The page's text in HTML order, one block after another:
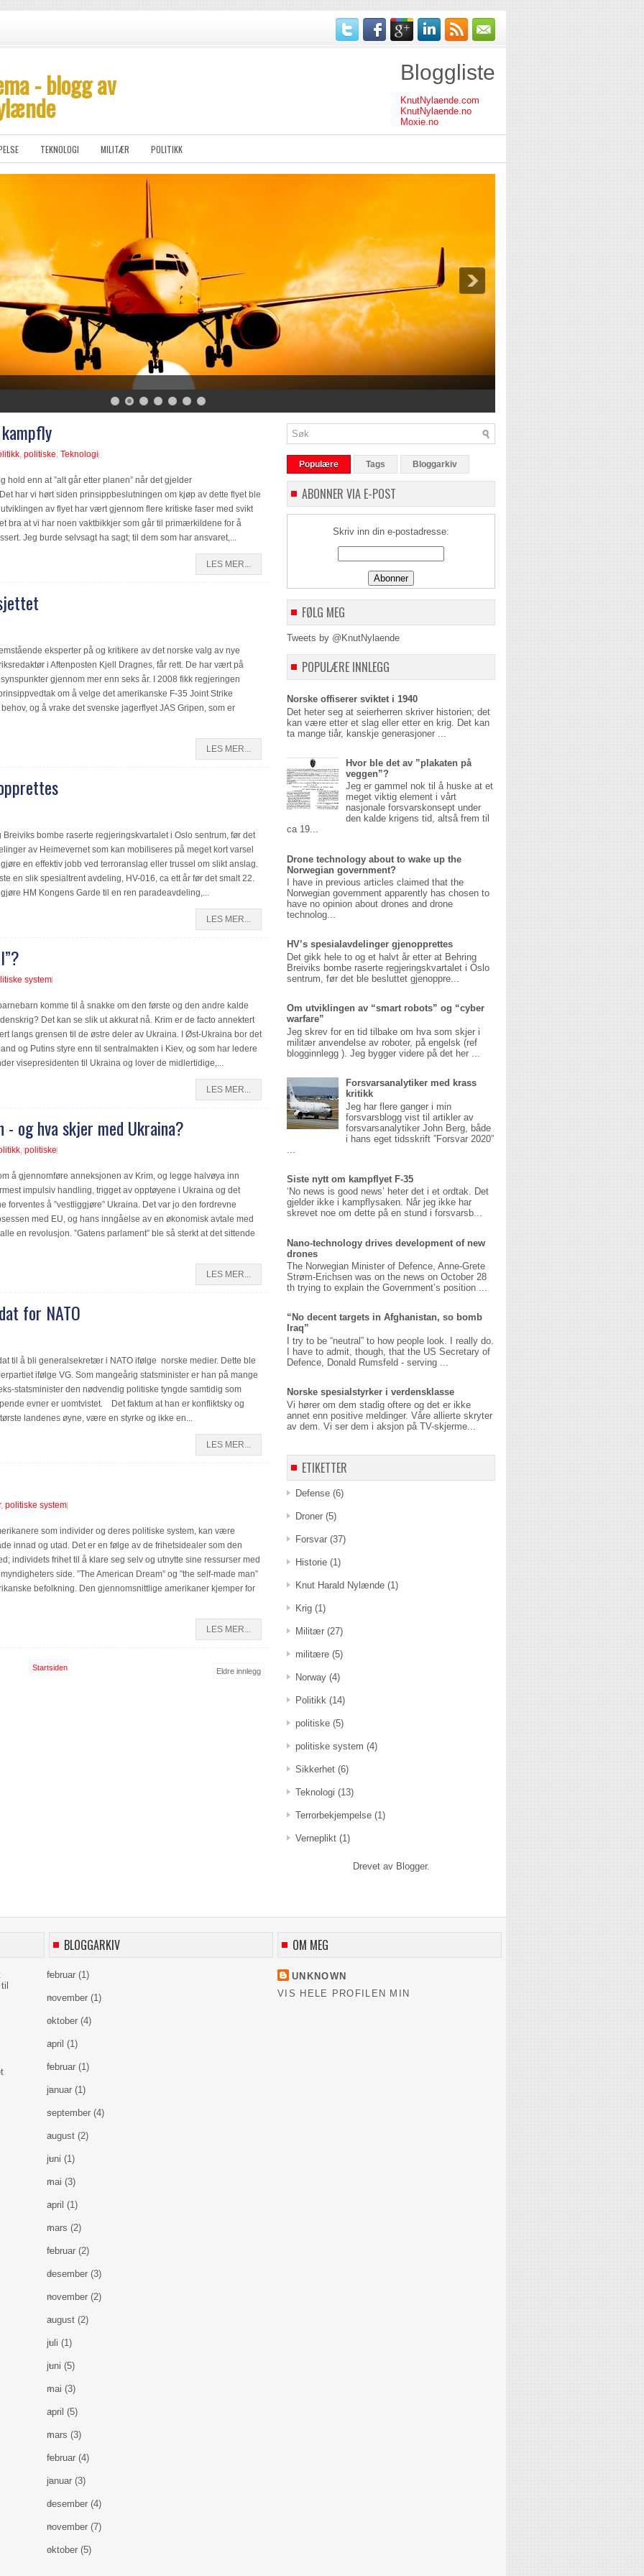
- blogg av Bloggliste
KnutNylaende.com
KnutNylaende.no
Moxie.no
TEKNOLOGI MILITÆR POLITIKK
, politiske, Teknologi
hold enn at ”alt går etter planen” når det gjelder
har vi hørt siden prinsippbeslutningen om kjøp av dette flyet ble
av flyet har vært gjennom flere kritiske faser med svikt
bra at vi har noen vaktbikkjer som går til primærkildene for å
Jeg burde selvsagt ha sagt; til dem som har ansvaret,...
LES MER...
eksperter på og kritikere av det norske valg av nye
i Aftenposten Kjell Dragnes, får rett. De har vært på
gjennom mer enn seks år. I 2008 fikk regjeringen
om å velge det amerikanske F-35 Joint Strike
og å vrake det svenske jagerflyet JAS Gripen, som er
LES MER...
bombe raserte regjeringskvartalet i Oslo sentrum, før det
av Heimevernet som kan mobiliseres på meget kort varsel
en effektiv jobb ved terroranslag eller trussel om slikt anslag.
en slik spesialtrent avdeling, HV-016, ca ett år før det smalt 22.
HM Kongens Garde til en ren paradeavdeling,...
LES MER...
system
komme til å snakke om den første og den andre kalde
Det kan se slik ut akkurat nå. Krim er de facto annektert
langs grensen til de østre deler av Ukraina. I Øst-Ukraina bor det
og Putins styre enn til sentralmakten i Kiev, og som har ledere
visepresidenten til Ukraina og lover de midlertidige,...
LES MER...
og hva skjer med Ukraina?
, politiske
å gjennomføre anneksjonen av Krim, og legge halvøya inn
impulsiv handling, trigget av opptøyene i Ukraina og det
forventes å ”vestliggjøre” Ukraina. Det var jo den fordrevne
med EU, og hans inngåelse av en økonomisk avtale med
en revolusjon. ”Gatens parlament” ble så sterkt at det sittende
LES MER...
for NATO
til å bli generalsekretær i NATO ifølge norske medier. Dette ble
ifølge VG. Som mangeårig statsminister er han på mange
statsminister den nødvendig politiske tyngde samtidig som
evner er uomtvistet. Det faktum at han er konfliktsky og
landenes øyne, være en styrke og ikke en...
LES MER...
, politiske system
som individer og deres politiske system, kan være
innad og utad. Det er en følge av de frihetsidealer som den
individets frihet til å klare seg selv og utnytte sine ressurser med
side. ”The American Dream” og ”the self-made man”
befolkning. Den gjennomsnittlige amerikaner kjemper for
LES MER...
Eldre innlegg
Startsiden
Populære Tags Bloggarkiv
ABONNER VIA E-POST
Skriv inn din e-postadresse:
FØLG MEG
Tweets by @KnutNylaende
POPULÆRE INNLEGG
Norske offiserer sviktet i 1940
Det heter seg at seierherren skriver historien; det
kan være etter et slag eller etter en krig. Det kan
ta mange tiår, kanskje generasjoner ...
Hvor ble det av ”plakaten på
veggen”?
Jeg er gammel nok til å huske at et
meget viktig element i vårt
nasjonale forsvarskonsept under
den kalde krigens tid, altså frem til
ca 19...
Drone technology about to wake up the
Norwegian government?
I have in previous articles claimed that the
Norwegian government apparently has chosen to
have no opinion about drones and drone
technolog...
HV’s spesialavdelinger gjenopprettes
Det gikk hele to og et halvt år etter at Behring
Breiviks bombe raserte regjeringskvartalet i Oslo
sentrum, før det ble besluttet gjenoppre...
Om utviklingen av “smart robots” og “cyber
warfare”
Jeg skrev for en tid tilbake om hva som skjer i
militær anvendelse av roboter, på engelsk (ref
blogginnlegg ). Jeg bygger videre på det her ...
Forsvarsanalytiker med krass
kritikk
Jeg har flere ganger i min
forsvarsblogg vist til artikler av
forsvarsanalytiker John Berg, både
i hans eget tidsskrift ”Forsvar 2020”
Siste nytt om kampflyet F-35
‘No news is good news’ heter det i et ordtak. Det
gjelder ikke i kampflysaken. Når jeg ikke har
skrevet noe om dette på en stund i forsvarsb...
Nano-technology drives development of new
drones
The Norwegian Minister of Defence, Anne-Grete
Strøm-Erichsen was on the news on October 28
th trying to explain the Government’s position ...
“No decent targets in Afghanistan, so bomb
Iraq”
I try to be “neutral” to how people look. I really do.
I have to admit, though, that the US Secretary of
Defence, Donald Rumsfeld - serving ...
Norske spesialstyrker i verdensklasse
Vi hører om dem stadig oftere og det er ikke
annet enn positive meldinger. Våre allierte skryter
av dem. Vi ser dem i aksjon på TV-skjerme...
ETIKETTER
Defense (6)
Droner (5)
Forsvar (37)
Historie (1)
Knut Harald Nylænde (1)
Krig (1)
Militær (27)
militære (5)
Norway (4)
Politikk (14)
politiske (5)
politiske system (4)
Sikkerhet (6)
Teknologi (13)
Terrorbekjempelse (1)
Verneplikt (1)
Drevet av Blogger.
BLOGGARKIV
februar (1)
november (1)
oktober (4)
april (1)
februar (1)
januar (1)
september (4)
august (2)
juni (1)
mai (3)
april (1)
mars (2)
februar (2)
desember (3)
november (2)
august (2)
juli (1)
juni (5)
mai (3)
april (5)
mars (3)
februar (4)
januar (3)
desember (4)
november (7)
oktober (5)
OM MEG
UNKNOWN
VIS HELE PROFILEN MIN